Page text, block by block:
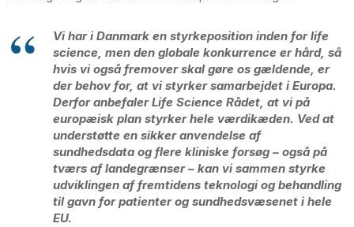
Vi har i Danmark en styrkeposition inden for life
science, men den globale konkurrence er hård, så
hvis vi også fremover skal gøre os gældende, er
der behov for, at vi styrker samarbejdet i Europa.
Derfor anbefaler Life Science Rådet, at vi på
europæisk plan styrker hele værdikæden. Ved at
understøtte en sikker anvendelse af
sundhedsdata og flere kliniske forsøg – også på
tværs af landegrænser – kan vi sammen styrke
udviklingen af fremtidens teknologi og behandling
til gavn for patienter og sundhedsvæsenet i hele
EU.